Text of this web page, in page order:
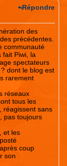
des
précédentes.
communauté
fait Piwi, la
spectateurs
dont le blog est
rarement
réseaux
tous les
réagissent sans
pas toujours
et les
coup
son
Répondre